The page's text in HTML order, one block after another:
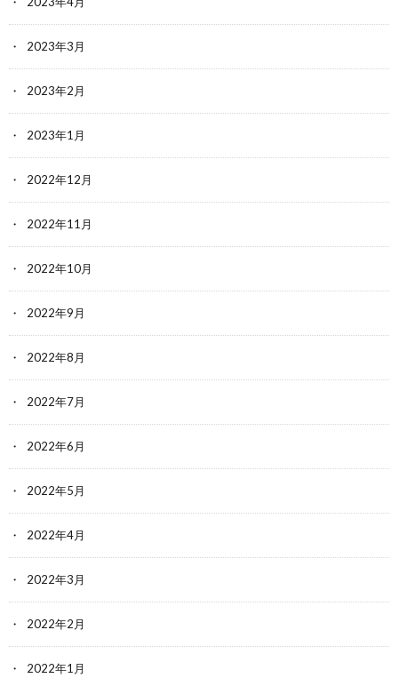
2023年3月
2023年2月
2023年1月
2022年12月
2022年11月
2022年10月
2022年9月
2022年8月
2022年7月
2022年6月
2022年5月
2022年4月
2022年3月
2022年2月
2022年1月